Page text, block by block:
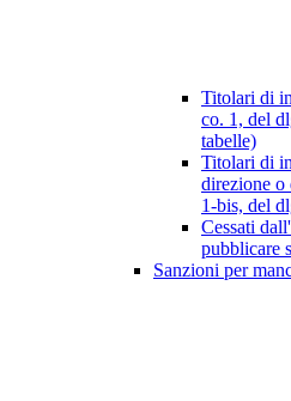
Titolari di
co. 1, del
tabelle)
Titolari di
direzione o
1-bis, del
Cessati
pubblicare
Sanzioni per